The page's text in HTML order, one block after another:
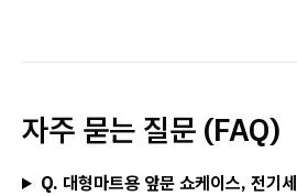
자주 묻는 질문 (FAQ)
Q. 대형마트용 앞문 쇼케이스, 전기